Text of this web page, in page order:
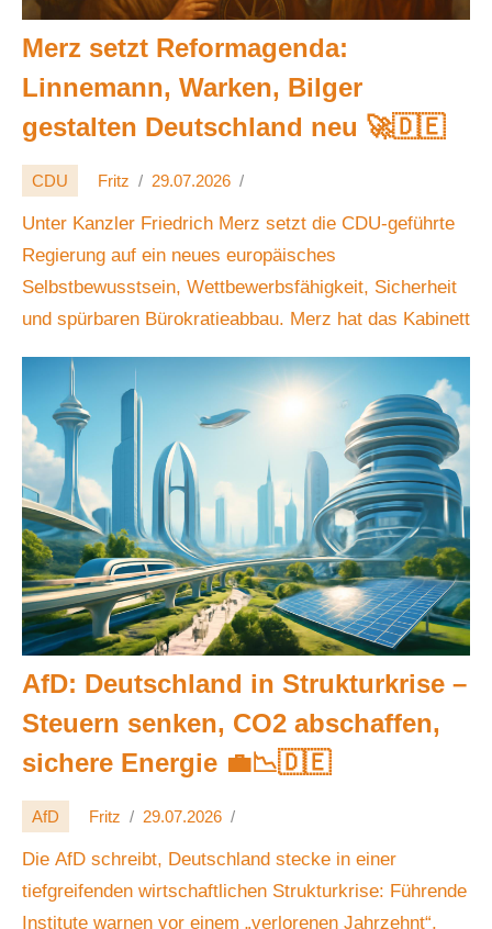
Merz setzt Reformagenda:
Linnemann, Warken, Bilger
gestalten Deutschland neu 🚀🇩🇪
CDU Fritz 29.07.2026
Unter Kanzler Friedrich Merz setzt die CDU-geführte
Regierung auf ein neues europäisches
Selbstbewusstsein, Wettbewerbsfähigkeit, Sicherheit
und spürbaren Bürokratieabbau. Merz hat das Kabinett
AfD: Deutschland in Strukturkrise –
Steuern senken, CO2 abschaffen,
sichere Energie 💼📉🇩🇪
AfD Fritz 29.07.2026
Die AfD schreibt, Deutschland stecke in einer
tiefgreifenden wirtschaftlichen Strukturkrise: Führende
Institute warnen vor einem „verlorenen Jahrzehnt“,